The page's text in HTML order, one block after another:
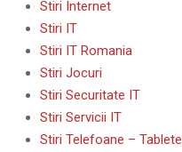
Stiri Internet
Stiri IT
Stiri IT Romania
Stiri Jocuri
Stiri Securitate IT
Stiri Servicii IT
Stiri Telefoane – Tablete